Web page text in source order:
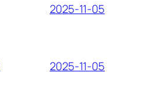
2025-11-05
2025-11-05